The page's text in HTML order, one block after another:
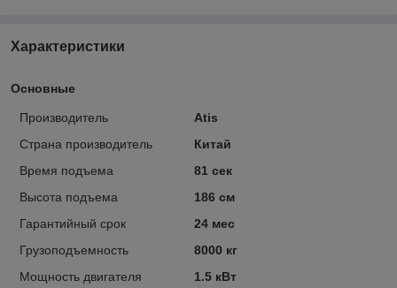
Характеристики
Основные
Производитель
Atis
Страна производитель
Китай
Время подъема
81 сек
Высота подъема
186 см
Гарантийный срок
24 мес
Грузоподъемность
8000 кг
Мощность двигателя
1.5 кВт